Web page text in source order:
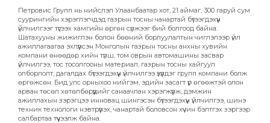
Петровис Групп нь нийслэл Улаанбаатар хот, 21 аймаг, 300 гаруй сум
суурингийн хэрэглэгчдэд газрын тосны чанартай бүтээгдэхүүн
үйлчилгээг түгээх хамгийн өргөн сүлжээг бий болгоод байна.
Шатахууны жижиглэн болон бөөний борлуулалтын чиглэлээр үйл
ажиллагаагаа эхлүүлсэн Монголын газрын тосны анхны хувийн
компани өнөөдөр хийн түлш, том оврын автомашины засвар
үйлчилгээ, тос тосолгооны материал, газрын тосны хайгуул
олборлолт, дагалдах бүтээгдэхүүн үйлчилгээ үзүүлдэг групп компани болж
өргөжсөн. Бид улс орныхоо нийгэм, эдийн засагт үр өгөөжтэй олон
арван төсөл хөтөлбөрүүдийг санаачлан хэрэгжүүлж, дэмжин
ажиллахын зэрэгцээ инновац шингэсэн бүтээгдэхүүн үйлчилгээ, шинэ
техник технологи нэвтрүүлэх, чанартай боловсон хүчин бэлтгэх зэргээр
салбартаа түүчээлж байна.